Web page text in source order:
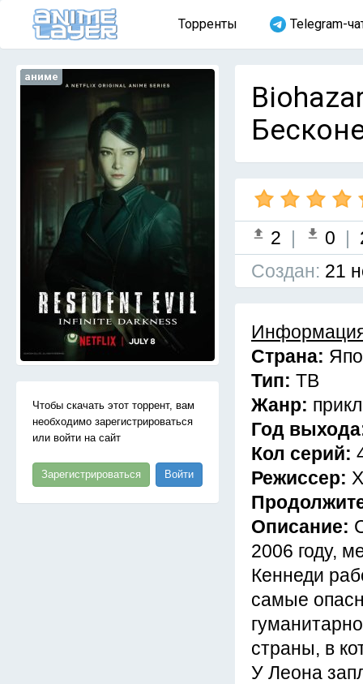
Торренты Telegram-
аниме
Чтобы скачать этот торрент, вам
необходимо зарегистрироваться
или войти на сайт
Зарегистрироваться Войти
2 | 0 |
Cоздан: 21
Страна:
Тип: ТВ
Жанр:
Год
Кол серий:
Режиссер:
Описание:
2006 году,
Кеннеди
самые
страны, в
У Леона